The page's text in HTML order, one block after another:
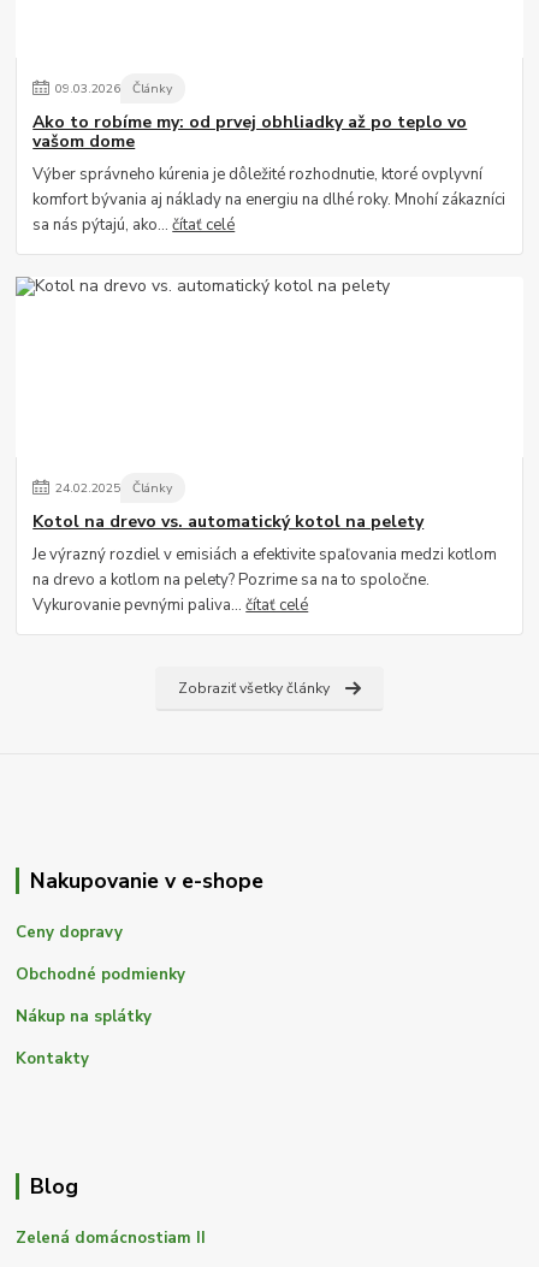
09.03.2026 Články
Ako to robíme my: od prvej obhliadky až po teplo vo
vašom dome
Výber správneho kúrenia je dôležité rozhodnutie, ktoré ovplyvní
komfort bývania aj náklady na energiu na dlhé roky. Mnohí zákazníci
sa nás pýtajú, ako...čítať celé
24.02.2025 Články
Kotol na drevo vs. automatický kotol na pelety
Je výrazný rozdiel v emisiách a efektivite spaľovania medzi kotlom
na drevo a kotlom na pelety? Pozrime sa na to spoločne.
Vykurovanie pevnými paliva...čítať celé
Zobraziť všetky články
Nakupovanie v e-shope
Ceny dopravy
Obchodné podmienky
Nákup na splátky
Kontakty
Blog
Zelená domácnostiam II